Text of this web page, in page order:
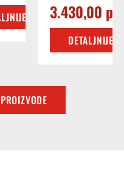
3.430,00
DETALJNIJE